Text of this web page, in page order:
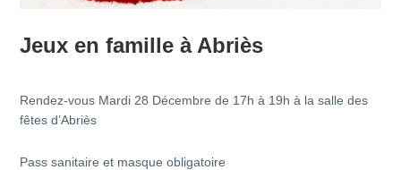
Jeux en famille à Abriès
Rendez-vous Mardi 28 Décembre de 17h à 19h à la salle des
fêtes d’Abriès
Pass sanitaire et masque obligatoire